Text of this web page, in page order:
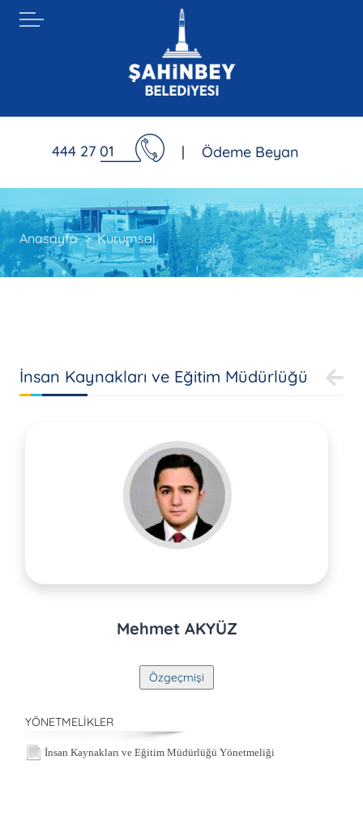
444 27 01 | Ödeme Beyan
Anasayfa Kurumsal
İnsan Kaynakları ve Eğitim Müdürlüğü
Mehmet AKYÜZ
YÖNETMELİKLER
İnsan Kaynakları ve Eğitim Müdürlüğü Yönetmeliği